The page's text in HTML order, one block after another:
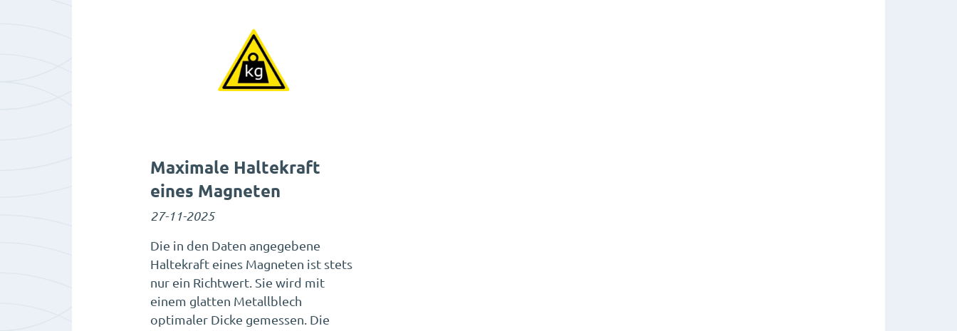
Maximale Haltekraft
eines Magneten
27-11-2025
Die in den Daten angegebene
Haltekraft eines Magneten ist stets
nur ein Richtwert. Sie wird mit
einem glatten Metallblech
optimaler Dicke gemessen. Die